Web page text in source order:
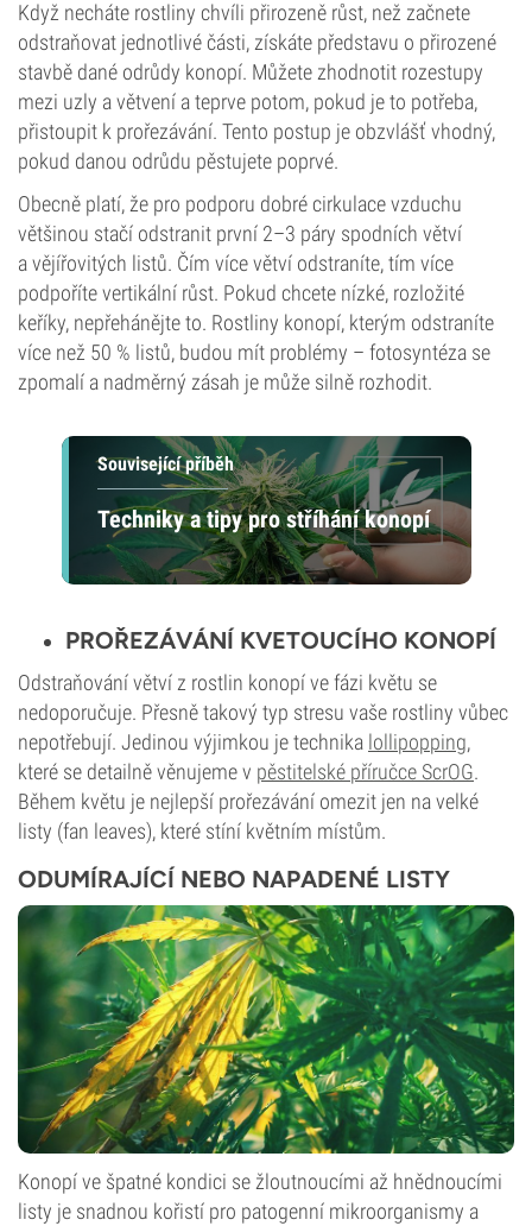
Když necháte rostliny chvíli přirozeně růst, než začnete
odstraňovat jednotlivé části, získáte představu o přirozené
stavbě dané odrůdy konopí. Můžete zhodnotit rozestupy
mezi uzly a větvení a teprve potom, pokud je to potřeba,
přistoupit k prořezávání. Tento postup je obzvlášť vhodný,
pokud danou odrůdu pěstujete poprvé.
Obecně platí, že pro podporu dobré cirkulace vzduchu
většinou stačí odstranit první 2–3 páry spodních větví
a vějířovitých listů. Čím více větví odstraníte, tím více
podpoříte vertikální růst. Pokud chcete nízké, rozložité
keříky, nepřehánějte to. Rostliny konopí, kterým odstraníte
více než 50 % listů, budou mít problémy – fotosyntéza se
zpomalí a nadměrný zásah je může silně rozhodit.
Související příběh
Techniky a tipy pro stříhání konopí
PROŘEZÁVÁNÍ KVETOUCÍHO KONOPÍ
Odstraňování větví z rostlin konopí ve fázi květu se
nedoporučuje. Přesně takový typ stresu vaše rostliny vůbec
nepotřebují. Jedinou výjimkou je technika lollipopping,
které se detailně věnujeme v pěstitelské příručce ScrOG.
Během květu je nejlepší prořezávání omezit jen na velké
listy (fan leaves), které stíní květním místům.
ODUMÍRAJÍCÍ NEBO NAPADENÉ LISTY
Konopí ve špatné kondici se žloutnoucími až hnědnoucími
listy je snadnou kořistí pro patogenní mikroorganismy a